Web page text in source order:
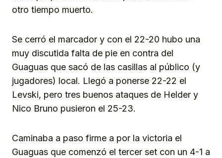
otro tiempo muerto.
Se cerró el marcador y con el 22-20 hubo una
muy discutida falta de pie en contra del
Guaguas que sacó de las casillas al público (y
jugadores) local. Llegó a ponerse 22-22 el
Levski, pero tres buenos ataques de Helder y
Nico Bruno pusieron el 25-23.
Caminaba a paso firme a por la victoria el
Guaguas que comenzó el tercer set con un 4-1 a